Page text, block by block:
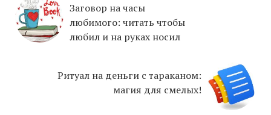
Заговор на часы
любимого: читать чтобы
любил и на руках носил
Ритуал на деньги с тараканом:
магия для смелых!